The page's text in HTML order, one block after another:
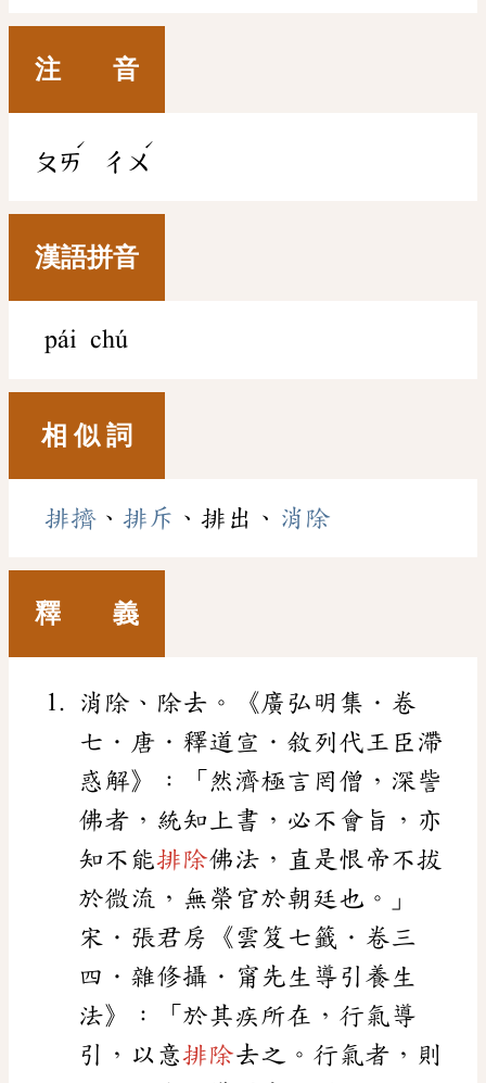
注 音
ㄆㄞ
ˊ
ㄔㄨ
ˊ
漢語拼音
pái chú
相 似 詞
排擠 、 排斥 、排出、 消除
釋 義
消除、除去。《廣弘明集．卷
七．唐．釋道宣．敘列代王臣滯
惑解》：「然濟極言罔僧，深訾
佛者，統知上書，必不會旨，亦
知不能排除佛法，直是恨帝不拔
於微流，無榮官於朝廷也。」
宋．張君房《雲笈七籤．卷三
四．雜修攝．甯先生導引養生
法》：「於其疾所在，行氣導
引，以意排除去之。行氣者，則